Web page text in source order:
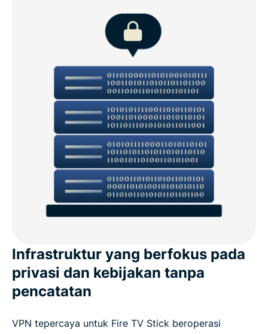
Infrastruktur yang berfokus pada
privasi dan kebijakan tanpa
pencatatan
VPN tepercaya untuk Fire TV Stick beroperasi